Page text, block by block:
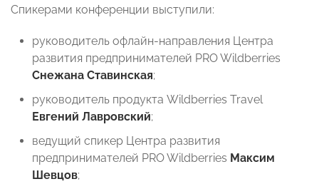
Спикерами конференции выступили:
руководитель офлайн-направления Центра
развития предпринимателей PRO Wildberries
Снежана Ставинская;
руководитель продукта Wildberries Travel
Евгений Лавровский;
ведущий спикер Центра развития
предпринимателей PRO Wildberries Максим
Шевцов;